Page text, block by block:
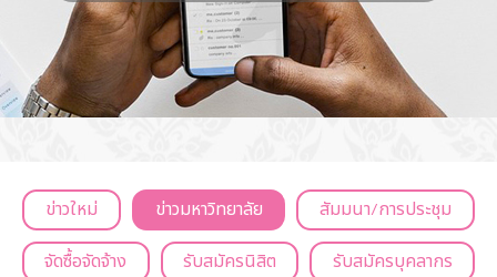
ข่าวใหม่ ข่าวมหาวิทยาลัย
สัมมนา/การประชุม
จัดซื้อจัดจ้าง
รับสมัครนิสิต รับสมัครบุคลากร